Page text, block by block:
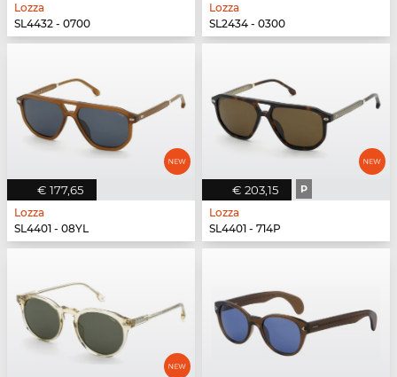
Lozza
SL4432 - 0700
Lozza
SL2434 - 0300
€ 177,65
Lozza
SL4401 - 08YL
€ 203,15 P
Lozza
SL4401 - 714P